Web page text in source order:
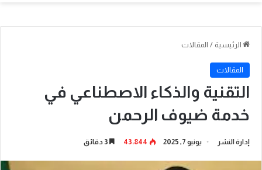
الرئيسية / المقالات
المقالات
التقنية والذكاء الاصطناعي في
خدمة ضيوف الرحمن
إدارة النشر يونيو 7, 2025 43٬844